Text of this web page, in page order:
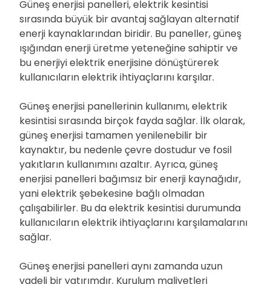
Güneş enerjisi panelleri, elektrik kesintisi
sırasında büyük bir avantaj sağlayan alternatif
enerji kaynaklarından biridir. Bu paneller, güneş
ışığından enerji üretme yeteneğine sahiptir ve
bu enerjiyi elektrik enerjisine dönüştürerek
kullanıcıların elektrik ihtiyaçlarını karşılar.
Güneş enerjisi panellerinin kullanımı, elektrik
kesintisi sırasında birçok fayda sağlar. İlk olarak,
güneş enerjisi tamamen yenilenebilir bir
kaynaktır, bu nedenle çevre dostudur ve fosil
yakıtların kullanımını azaltır. Ayrıca, güneş
enerjisi panelleri bağımsız bir enerji kaynağıdır,
yani elektrik şebekesine bağlı olmadan
çalışabilirler. Bu da elektrik kesintisi durumunda
kullanıcıların elektrik ihtiyaçlarını karşılamalarını
sağlar.
Güneş enerjisi panelleri aynı zamanda uzun
vadeli bir yatırımdır. Kurulum maliyetleri